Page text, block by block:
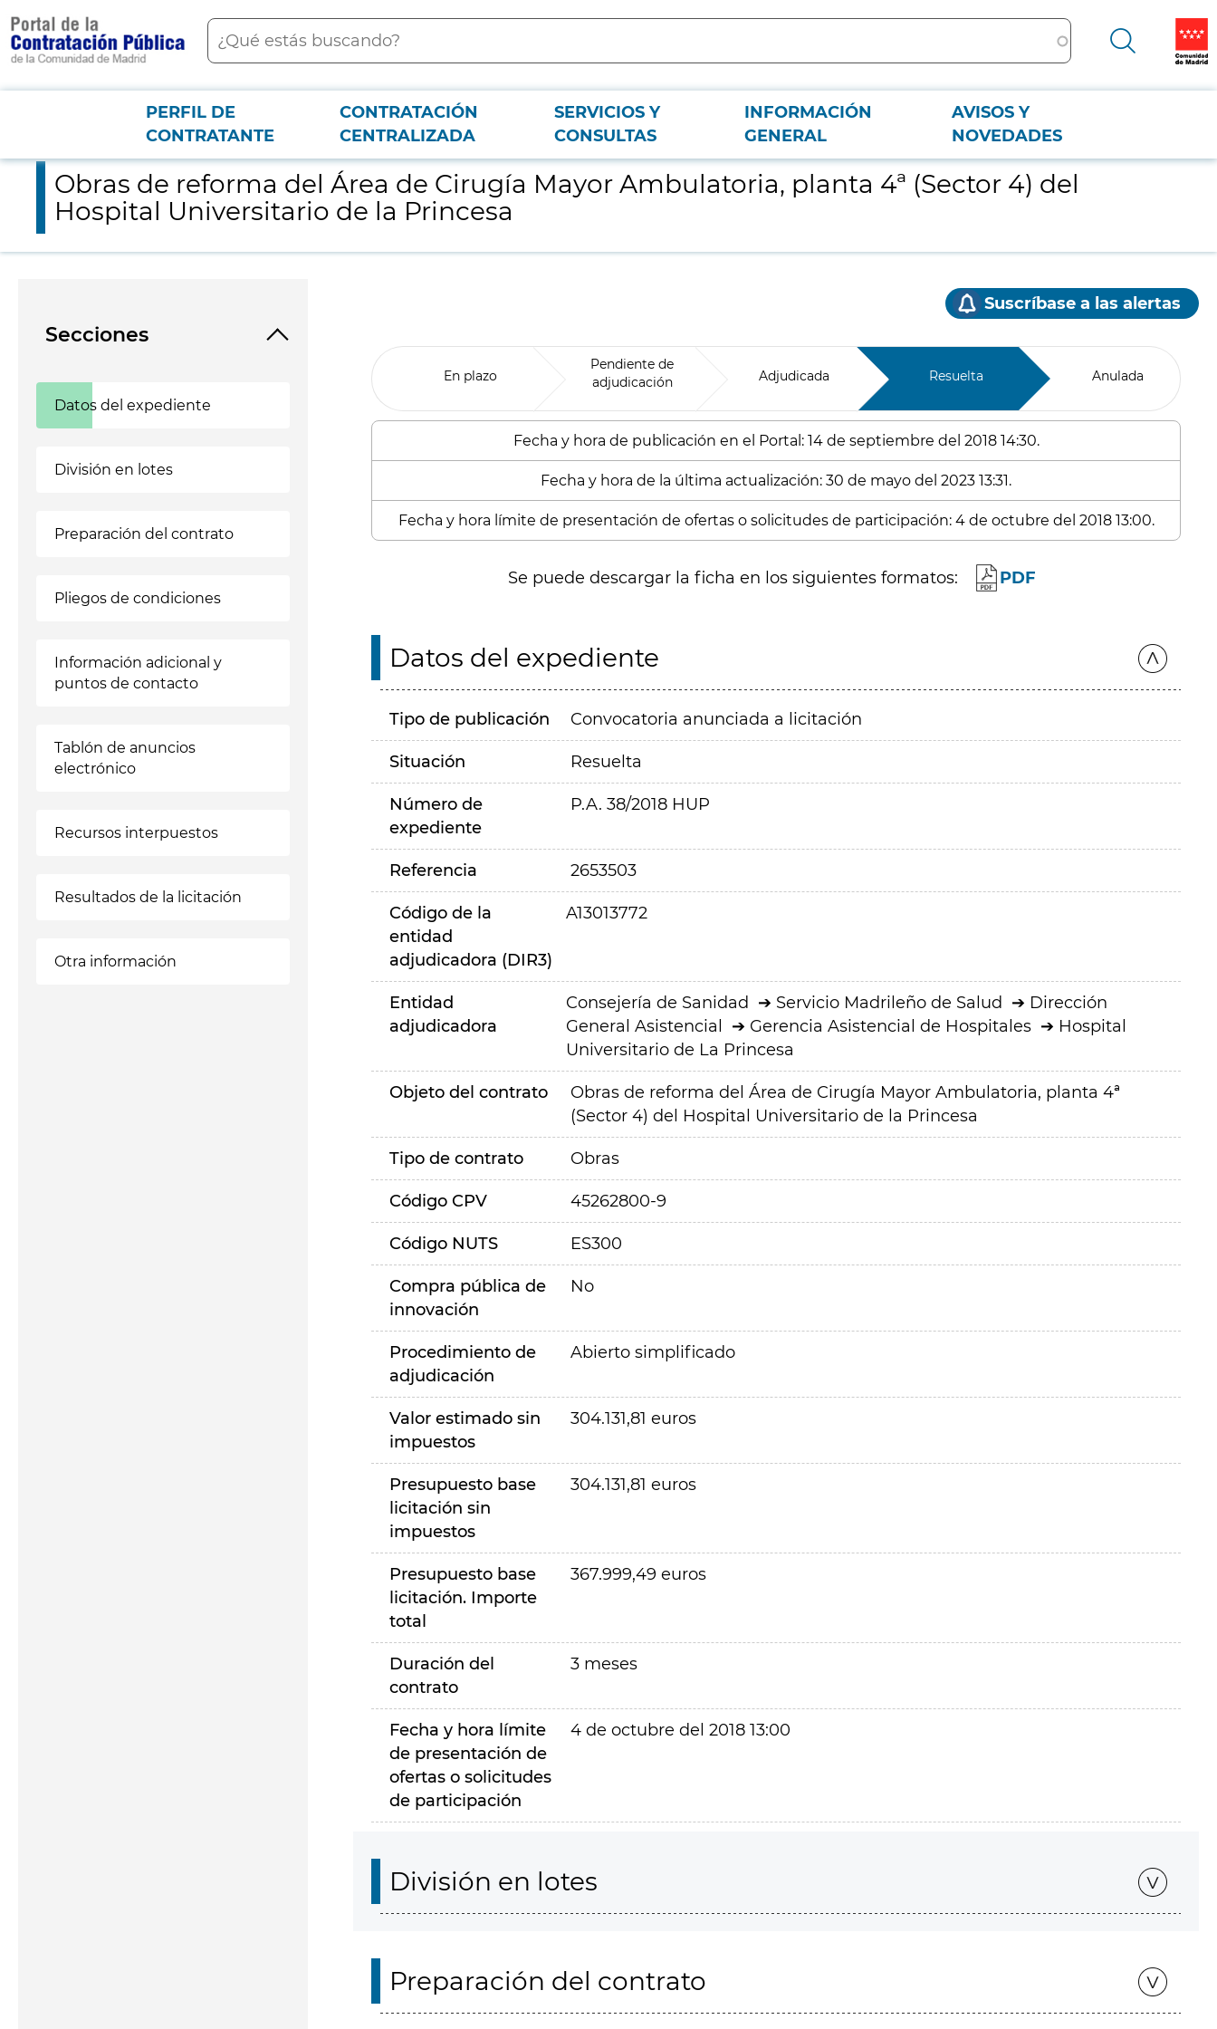
contenido
principal
Buscar
Menú PCON
PERFIL DE
CONTRATANTE
CONTRATACIÓN
CENTRALIZADA
SERVICIOS Y
CONSULTAS
INFORMACIÓN
GENERAL
AVISOS Y
NOVEDADES
Obras de reforma del Área de Cirugía Mayor Ambulatoria, planta 4ª (Sector 4) del Hospital Universitario de la Princesa
Obras de reforma del Área de Cirugía Mayor Ambulatoria, planta 4ª (Sector 4) del
Hospital Universitario de la Princesa
Secciones
Datos del expediente
División en lotes
Preparación del contrato
Pliegos de condiciones
Información adicional y
puntos de contacto
Tablón de anuncios
electrónico
Recursos interpuestos
Resultados de la licitación
Otra información
Suscríbase a las alertas
En plazo
Pendiente de
adjudicación
Adjudicada Resuelta Anulada
Fecha y hora de publicación en el Portal: 14 de septiembre del 2018 14:30.
Fecha y hora de la última actualización: 30 de mayo del 2023 13:31.
Fecha y hora límite de presentación de ofertas o solicitudes de participación: 4 de octubre del 2018 13:00.
Se puede descargar la ficha en los siguientes formatos: PDF
Datos del expediente
Tipo de publicación Convocatoria anunciada a licitación
Situación Resuelta
Número de
expediente
P.A. 38/2018 HUP
Referencia 2653503
Código de la
entidad
adjudicadora (DIR3)
A13013772
Entidad
adjudicadora
Consejería de Sanidad Servicio Madrileño de Salud
Dirección
General Asistencial
Gerencia Asistencial de Hospitales
Hospital
Universitario de La Princesa
Objeto del contrato
Obras de reforma del Área de Cirugía Mayor Ambulatoria, planta 4ª
(Sector 4) del Hospital Universitario de la Princesa
Tipo de contrato Obras
Código CPV 45262800-9
Código NUTS ES300
Compra pública de
innovación
No
Procedimiento de
adjudicación
Abierto simplificado
Valor estimado sin
impuestos
304.131,81 euros
Presupuesto base
licitación sin
impuestos
304.131,81 euros
Presupuesto base
licitación. Importe
total
367.999,49 euros
Duración del
contrato
3 meses
Fecha y hora límite
de presentación de
ofertas o solicitudes
de participación
4 de octubre del 2018 13:00
División en lotes
Preparación del contrato